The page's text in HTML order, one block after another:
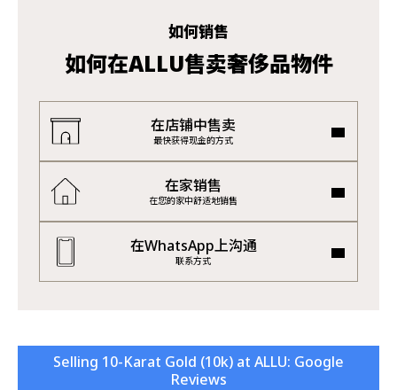
如何销售
如何在ALLU售卖奢侈品物件
在店铺中售卖
最快获得现金的方式
在家销售
在您的家中舒适地销售
在WhatsApp上沟通
联系方式
Selling 10-Karat Gold (10k) at ALLU: Google
Reviews